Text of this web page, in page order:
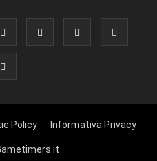
Policy Informativa Privacy